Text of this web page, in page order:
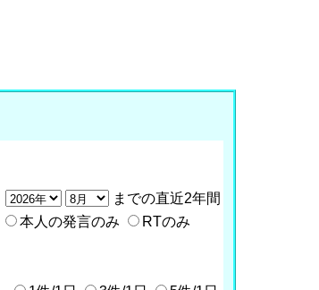
までの直近2年間
本人の発言のみ
RTのみ